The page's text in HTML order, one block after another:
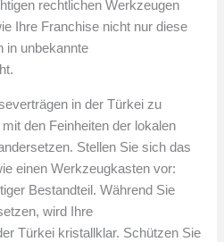
rechtlichen Werkzeugen
Ihre Franchise nicht nur diese
in unbekannte
in der Türkei zu
den Feinheiten der lokalen
Stellen Sie sich das
einen Werkzeugkasten vor:
Bestandteil. Während Sie
wird Ihre
Türkei kristallklar. Schützen Sie